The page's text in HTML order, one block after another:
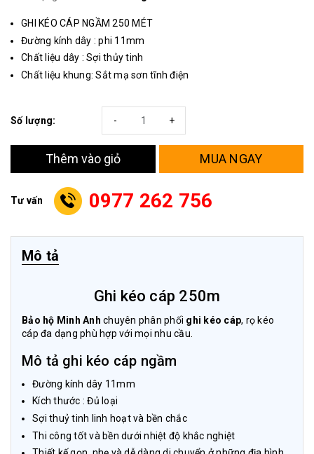
GHI KÉO CÁP NGẦM 250 MÉT
Đường kính dây : phi 11mm
Chất liệu dây : Sợi thủy tinh
Chất liệu khung: Sắt mạ sơn tĩnh điện
Số lượng: +
-
Thêm vào giỏ MUA NGAY
Tư vấn 0977 262 756
Mô tả
Ghi kéo cáp 250m
Bảo hộ Minh Anh chuyên phân phối ghi kéo cáp, rọ kéo
cáp đa dạng phù hợp với mọi nhu cầu.
Mô tả ghi kéo cáp ngầm
Đường kính dây 11mm
Kích thước : Đủ loại
Sợi thuỷ tinh linh hoạt và bền chắc
Thi công tốt và bền dưới nhiệt độ khắc nghiệt